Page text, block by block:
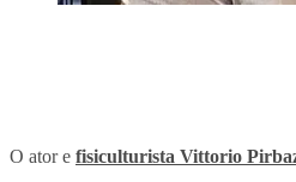
O ator e fisiculturista Vittorio